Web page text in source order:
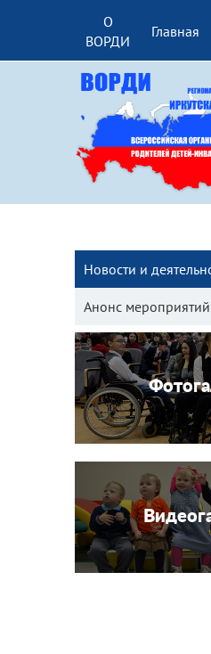
О
ВОРДИ
Главная
Новости и
Анонс мероприятий